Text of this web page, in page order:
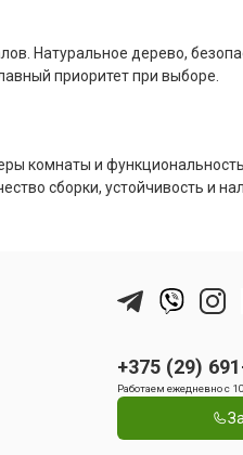
Натуральное дерево,
приоритет при выборе.
комнаты и
сборки, устойчивость и
+375 (29)
Работаем ежедневно с